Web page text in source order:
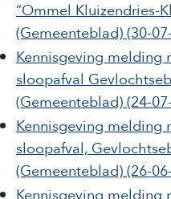
“Ommel Kluizendries-
(Gemeenteblad) (30-
Kennisgeving melding
sloopafval
(Gemeenteblad) (24-
Kennisgeving melding
sloopafval,
(Gemeenteblad) (26-